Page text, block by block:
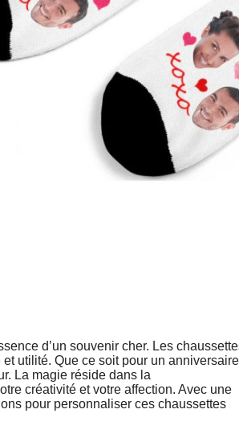
d’un souvenir cher. Les
utilité. Que ce soit pour un
La magie réside dans la
créativité et votre affection. Avec une
pour personnaliser ces chaussettes